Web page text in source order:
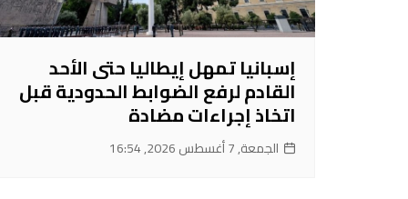
إسبانيا تمهل إيطاليا حتى الأحد
القادم لرفع الضوابط الحدودية قبل
اتخاذ إجراءات مضادة
الجمعة, 7 أغسطس 2026, 16:54